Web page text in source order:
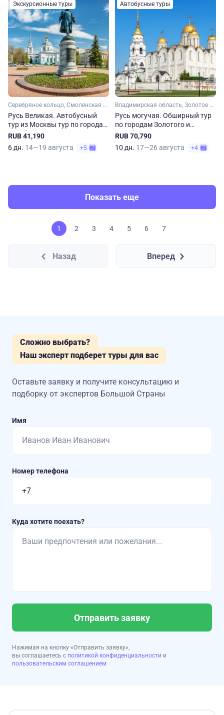
Экскурсионные туры
Серебряное кольцо, Смоленская область, Псковская область, Новгородская область, Тверская область
Русь Великая. Автобусный
тур из Москвы тур по городам
Серебряного кольца
RUB 41,190
6 дн. 14—19 августа +5
Автобусные туры
Владимирская область, Золотое кольцо, Малое Золотое кольцо, Ивановская область, Костромская область, Ярославская область, Московская область, Смоленская область, Псковская область, Новгородская область, Серебряное кольцо, Тверская область
Русь могучая. Обширный тур
по городам Золотого и
Серебряного кольца
RUB 70,790
10 дн. 17—26 августа +4
Показать еще
1 2 3 4 5 6 7
Назад Вперед
Сложно выбрать?
Наш эксперт подберет туры для вас
Оставьте заявку и получите консультацию и
подборку от экспертов Большой Страны
Имя
Номер телефона
Куда хотите поехать?
Отправить заявку
Нажимая на кнопку «Отправить заявку»,
вы соглашаетесь с политикой конфиденциальности и
пользовательским соглашением